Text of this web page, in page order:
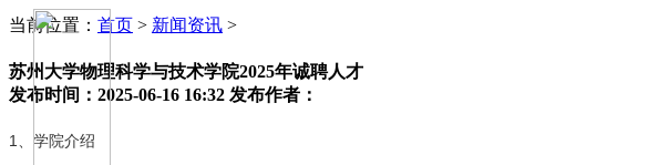
当前位置： 首页 > 新闻资讯 >
苏州大学物理科学与技术学院2025年诚聘人才
发布时间：2025-06-16 16:32 发布作者：
1 、学院介绍